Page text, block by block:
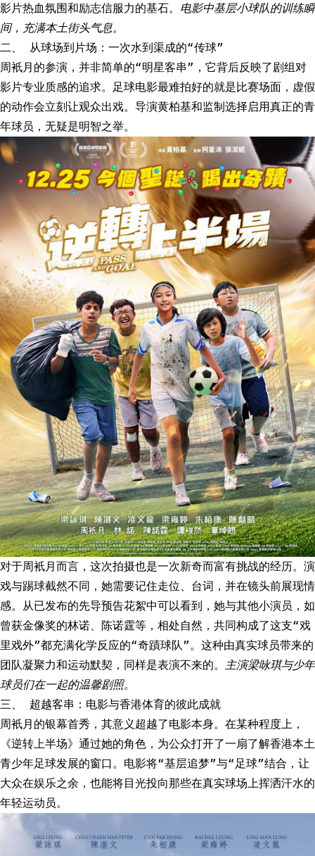
影片热血氛围和励志信服力的基石。 电影中基层小球队的训练瞬
间，充满本土街头气息。
二、 从球场到片场：一次水到渠成的“传球”
周衹月的参演，并非简单的“明星客串”，它背后反映了剧组对
影片专业质感的追求。足球电影最难拍好的就是比赛场面，虚假
的动作会立刻让观众出戏。导演黄柏基和监制选择启用真正的青
年球员，无疑是明智之举。
对于周衹月而言，这次拍摄也是一次新奇而富有挑战的经历。演
戏与踢球截然不同，她需要记住走位、台词，并在镜头前展现情
感。从已发布的先导预告花絮中可以看到，她与其他小演员，如
曾获金像奖的林诺、陈诺霆等，相处自然，共同构成了这支“戏
里戏外”都充满化学反应的“奇蹟球队”。这种由真实球员带来的
团队凝聚力和运动默契，同样是表演不来的。
主演梁咏琪与少年
球员们在一起的温馨剧照。
三、 超越客串：电影与香港体育的彼此成就
周衹月的银幕首秀，其意义超越了电影本身。在某种程度上，
《逆转上半场》通过她的角色，为公众打开了一扇了解香港本土
青少年足球发展的窗口。电影将“基层追梦”与“足球”结合，让
大众在娱乐之余，也能将目光投向那些在真实球场上挥洒汗水的
年轻运动员。